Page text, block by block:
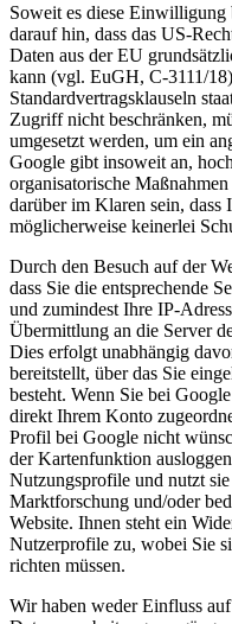
Soweit es diese
darauf hin, dass das US-
Daten aus der EU
kann (vgl. EuGH, C-3111/
Standardvertragsklauseln
Zugriff nicht beschränken,
umgesetzt werden, um ein
Google gibt insoweit an,
organisatorische
darüber im Klaren sein,
möglicherweise keinerlei
Durch den Besuch auf der
dass Sie die entsprechende
und zumindest Ihre IP-
Übermittlung an die Server
Dies erfolgt unabhängig
bereitstellt, über das Sie
besteht. Wenn Sie bei
direkt Ihrem Konto
Profil bei Google nicht
der Kartenfunktion
Nutzungsprofile und nutzt
Marktforschung und/oder
Website. Ihnen steht ein
Nutzerprofile zu, wobei Sie
richten müssen.
Wir haben weder Einfluss